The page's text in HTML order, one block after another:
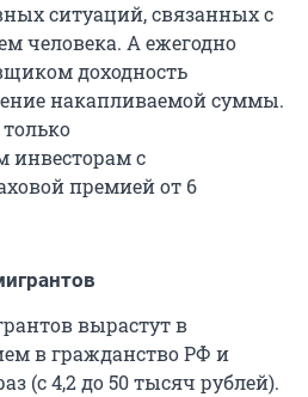
ситуаций, связанных с
человека. А ежегодно
доходность
накапливаемой суммы.
с
премией от 6
вырастут в
в гражданство РФ и
(с 4,2 до 50 тысяч рублей).